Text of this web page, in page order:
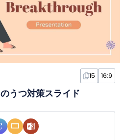
15 16:9
うつ対策スライド